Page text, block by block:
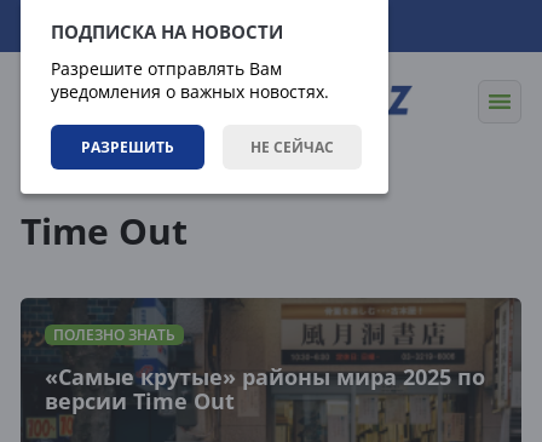
ПОДПИСКА НА НОВОСТИ
Разрешите отправлять Вам
уведомления о важных новостях.
РАЗРЕШИТЬ НЕ СЕЙЧАС
06.08.2026 22:07:08
Time Out
ПОЛЕЗНО ЗНАТЬ
«Самые крутые» районы мира 2025 по
версии Time Out